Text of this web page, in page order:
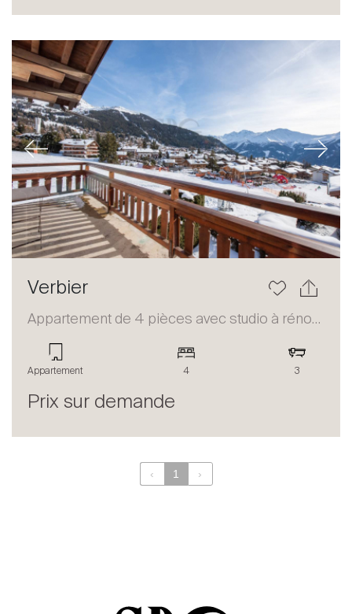
International
Vendre
Contacter
Le blog
Previous Next
Verbier
Appartement de 4 pièces avec studio à rénover
Appartement 4 3
Prix sur demande
‹ 1 ›